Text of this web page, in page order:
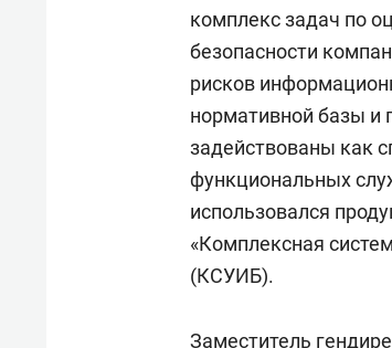
комплекс задач по
безопасности
рисков
нормативной базы и
задействованы как
функциональных
использовался
«Комплексная
(КСУИБ).
Заместитель